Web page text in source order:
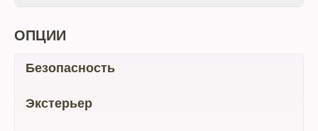
ОПЦИИ
Безопасность
Экстерьер